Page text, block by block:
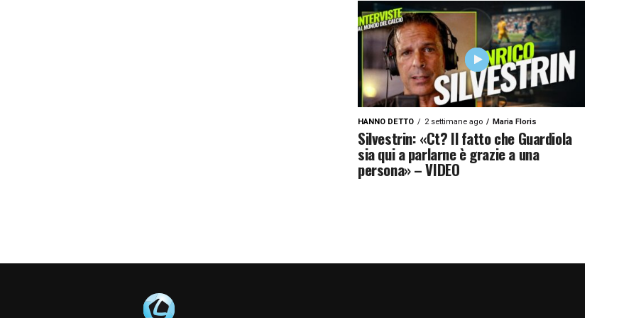
posto di Caicedo
Immobile che spiazza Dragowski e fa 1-1
HANNO DETTO 2 settimane ago Maria Floris
Silvestrin: «Ct? Il fatto che Guardiola
sia qui a parlarne è grazie a una
persona» – VIDEO